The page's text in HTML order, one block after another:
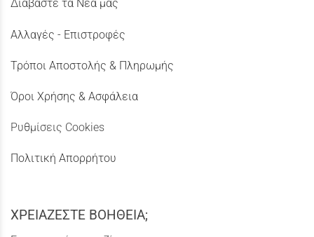
Διαβάστε τα Νέα μας
Αλλαγές - Επιστροφές
Τρόποι Αποστολής & Πληρωμής
Όροι Χρήσης & Ασφάλεια
Ρυθμίσεις Cookies
Πολιτική Απορρήτου
ΧΡΕΙΑΖΕΣΤΕ ΒΟΗΘΕΙΑ;